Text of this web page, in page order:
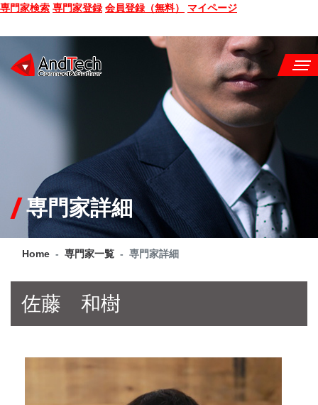
専門家検索 専門家登録 会員登録（無料） マイページ
CONSULTING
SERVICE
COMPANY
Q&A
専門家詳細
Home 専門家一覧 専門家詳細
佐藤 和樹